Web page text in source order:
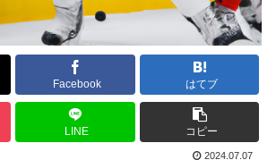
Facebook はてブ
LINE コピー
2024.07.07